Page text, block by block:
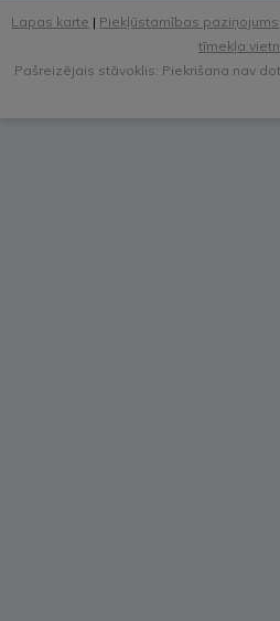
Lapas karte | Piekļūstamības paziņojums
tīmekļa
Pašreizējais stāvoklis: Piekrišana nav